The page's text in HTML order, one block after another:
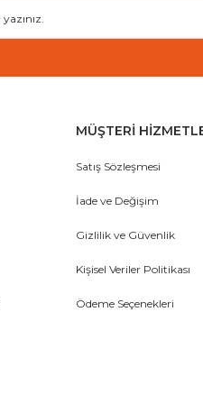
MÜŞTERİ
Satış Sözleşmesi
İade ve Değişim
Gizlilik ve Güvenlik
Kişisel Veriler Politikası
Ödeme Seçenekleri